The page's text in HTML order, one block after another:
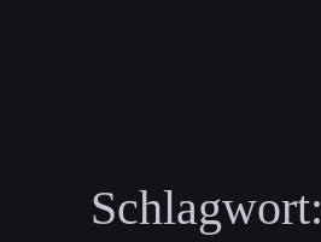
Schlagwort: